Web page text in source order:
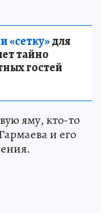
«сетку»для
тайно
гостей
яму, кто-то
и его